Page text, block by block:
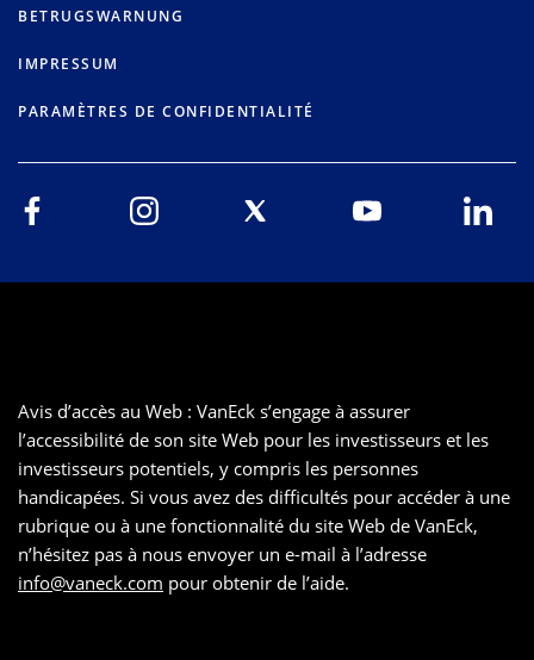
BETRUGSWARNUNG
IMPRESSUM
PARAMÈTRES DE CONFIDENTIALITÉ
Avis d’accès au Web : VanEck s’engage à assurer
l’accessibilité de son site Web pour les investisseurs et les
investisseurs potentiels, y compris les personnes
handicapées. Si vous avez des difficultés pour accéder à une
rubrique ou à une fonctionnalité du site Web de VanEck,
n’hésitez pas à nous envoyer un e-mail à l’adresse
info@vaneck.com pour obtenir de l’aide.